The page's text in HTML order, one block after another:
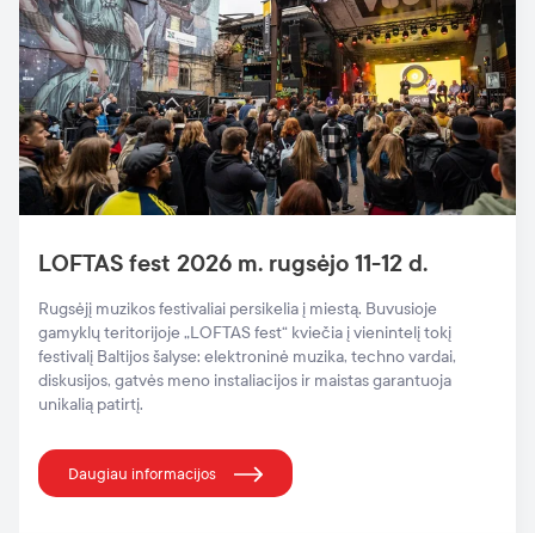
LOFTAS fest 2026 m. rugsėjo 11-12 d.
Rugsėjį muzikos festivaliai persikelia į miestą. Buvusioje
gamyklų teritorijoje „LOFTAS fest“ kviečia į vienintelį tokį
festivalį Baltijos šalyse: elektroninė muzika, techno vardai,
diskusijos, gatvės meno instaliacijos ir maistas garantuoja
unikalią patirtį.
Daugiau informacijos